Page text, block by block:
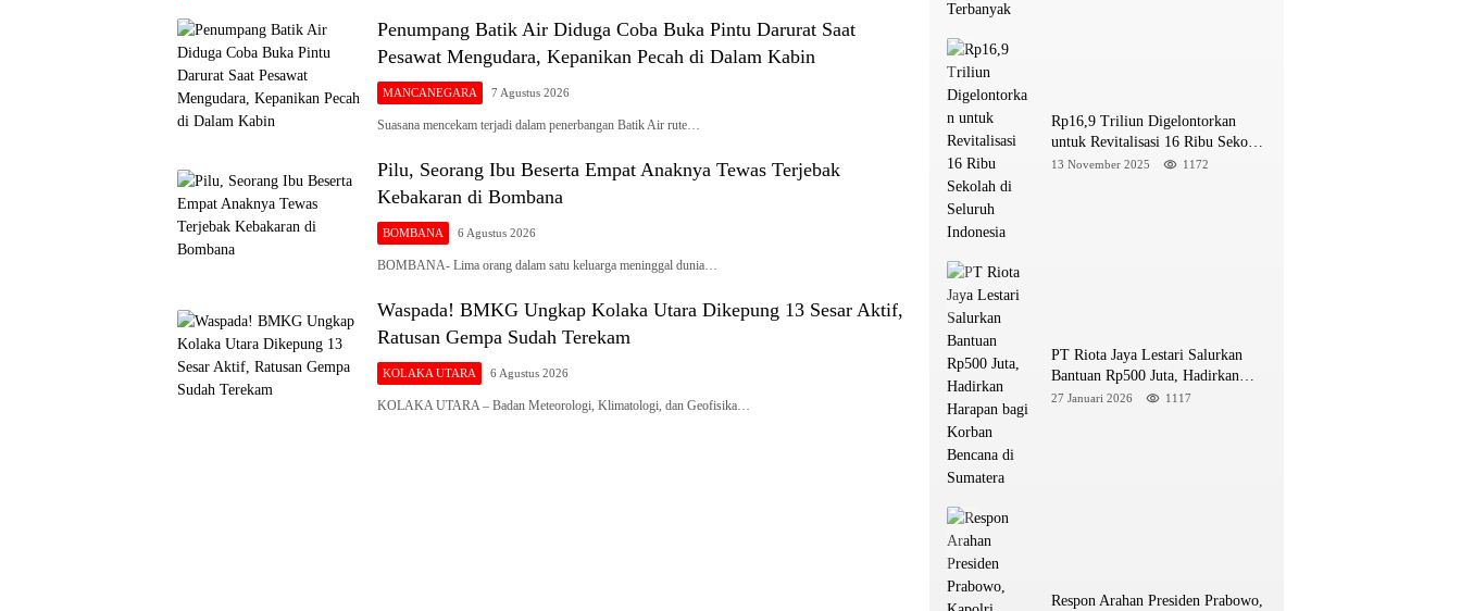
Penumpang Batik Air Diduga Coba Buka Pintu Darurat Saat
Pesawat Mengudara, Kepanikan Pecah di Dalam Kabin
MANCANEGARA 7 Agustus 2026
Suasana mencekam terjadi dalam penerbangan Batik Air rute…
Pilu, Seorang Ibu Beserta Empat Anaknya Tewas Terjebak
Kebakaran di Bombana
BOMBANA 6 Agustus 2026
BOMBANA- Lima orang dalam satu keluarga meninggal dunia…
Waspada! BMKG Ungkap Kolaka Utara Dikepung 13 Sesar Aktif,
Ratusan Gempa Sudah Terekam
KOLAKA UTARA 6 Agustus 2026
KOLAKA UTARA – Badan Meteorologi, Klimatologi, dan Geofisika…
Rp16,9 Triliun Digelontorkan
untuk Revitalisasi 16 Ribu Sekolah
di Seluruh Indonesia
13 November 2025 1172
PT Riota Jaya Lestari Salurkan
Bantuan Rp500 Juta, Hadirkan
Harapan bagi Korban Bencana di
27 Januari 2026 1117
Respon Arahan Presiden Prabowo,